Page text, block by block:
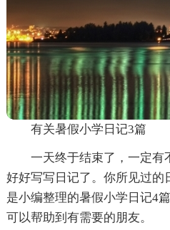
有关暑假小学日记3篇
一天终于结束了，一定有
好好写写日记了。你所见过的
是小编整理的暑假小学日记4
可以帮助到有需要的朋友。